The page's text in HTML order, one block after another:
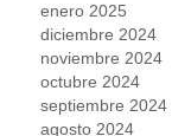
enero 2025
diciembre 2024
noviembre 2024
octubre 2024
septiembre 2024
agosto 2024